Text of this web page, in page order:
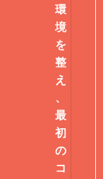
環
境
を
整
え
、
最
初
の
コ